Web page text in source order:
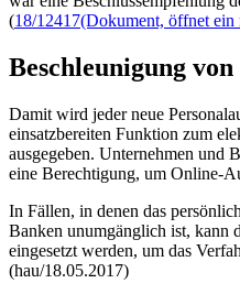
(18/12417(Dokument, öffnet ein
Beschleunigung
Damit wird jeder neue
einsatzbereiten Funktion zum
ausgegeben. Unternehmen und
eine Berechtigung, um Online-
In Fällen, in denen das
Banken unumgänglich ist, kann
eingesetzt werden, um das
(hau/18.05.2017)